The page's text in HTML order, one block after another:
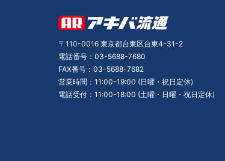
〒110-0016 東京都台東区台東4-31-2
電話番号：03-5688-7680
FAX番号：03-5688-7682
営業時間：11:00-19:00 (日曜・祝日定休)
電話受付：11:00-18:00 (土曜・日曜・祝日定休)